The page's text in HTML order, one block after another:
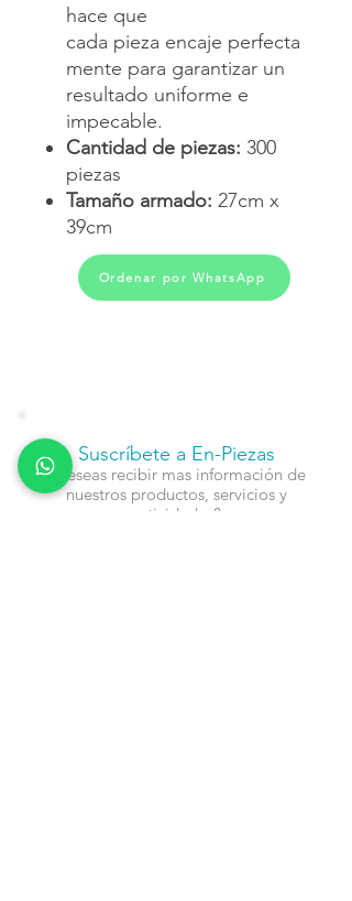
hace que
cada pieza encaje perfecta
mente para garantizar un
resultado uniforme e
impecable.
Cantidad de piezas: 300
piezas
Tamaño armado: 27cm x
39cm
Ordenar por WhatsApp
Suscríbete a En-Piezas
¿Deseas recibir mas información de
nuestros productos, servicios y
actividades?